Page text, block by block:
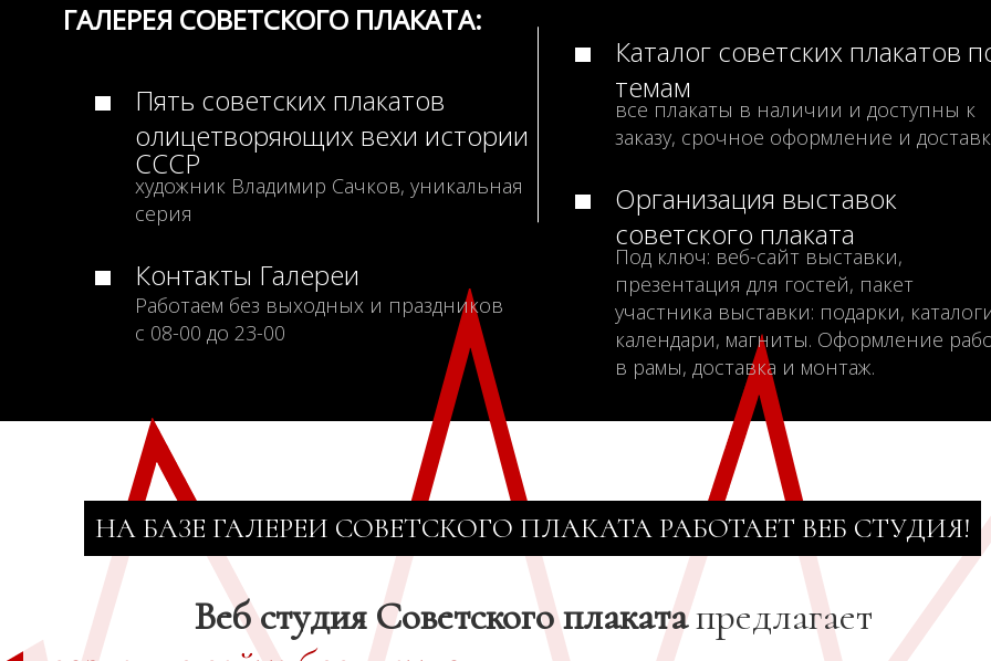
ГАЛЕРЕЯ СОВЕТСКОГО ПЛАКАТА:
Пять советских плакатов
олицетворяющих вехи истории
СССР
художник Владимир Сачков, уникальная
серия
Контакты Галереи
Работаем без выходных и праздников
с 08-00 до 23-00
Каталог советских плакатов
темам
все плакаты в наличии и доступны к
заказу, срочное оформление и
Организация выставок
советского плаката
Под ключ: веб-сайт выставки,
презентация для гостей, пакет
участника выставки: подарки,
календари, магниты. Оформление
в рамы, доставка и монтаж.
НА БАЗЕ ГАЛЕРЕИ СОВЕТСКОГО ПЛАКАТА РАБОТАЕТ ВЕБ СТУДИЯ!
Веб студия Советского плакатапредлагает